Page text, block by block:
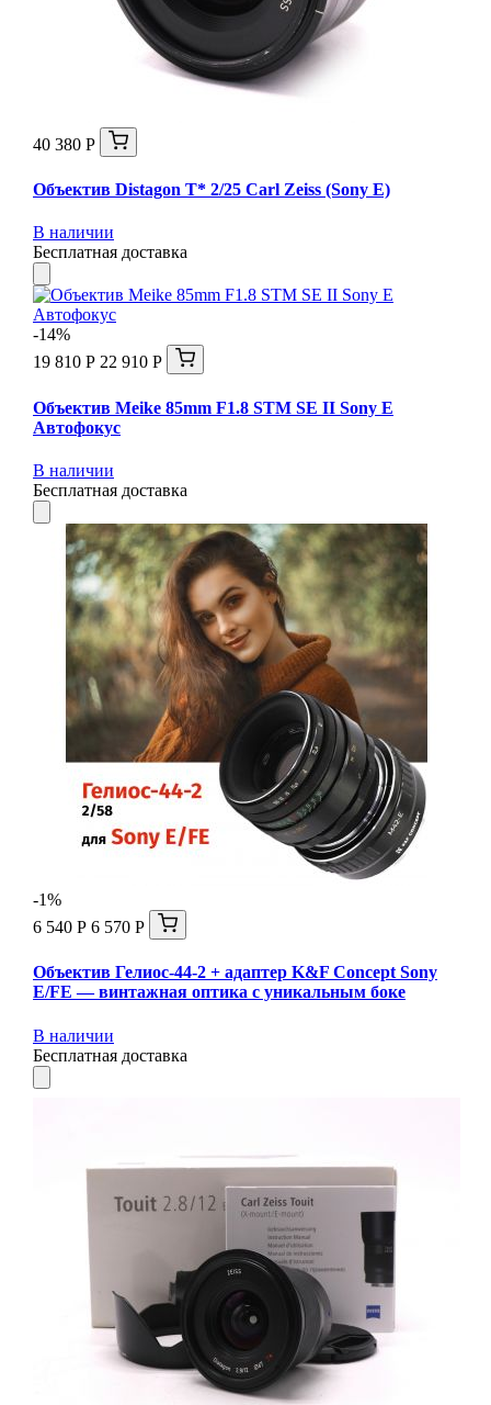
40 380 Р
Объектив Distagon T* 2/25 Carl Zeiss (Sony E)
В наличии
Бесплатная доставка
-14%
19 810 Р 22 910 Р
Объектив Meike 85mm F1.8 STM SE II Sony E
Автофокус
В наличии
Бесплатная доставка
-1%
6 540 Р 6 570 Р
Объектив Гелиос-44-2 + адаптер K&F Concept Sony
E/FE — винтажная оптика с уникальным боке
В наличии
Бесплатная доставка